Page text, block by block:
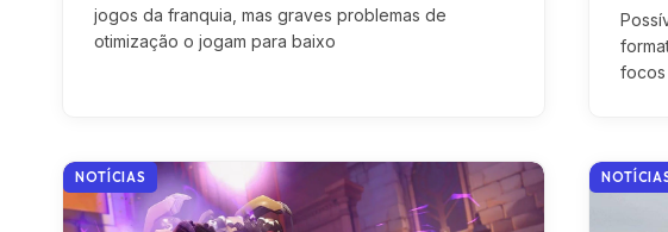
jogos da franquia, mas graves problemas de
otimização o jogam para baixo
focos
NOTÍCIAS